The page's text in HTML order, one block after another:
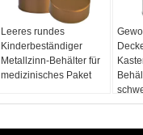
Leeres rundes
Kinderbeständiger
Metallzinn-Behälter für
medizinisches Paket